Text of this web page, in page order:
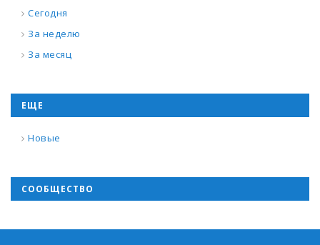
Сегодня
За неделю
За месяц
ЕЩЕ
Новые
СООБЩЕСТВО